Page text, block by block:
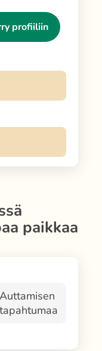
profiiliin
paikkaa
Auttamisen
tapahtumaa